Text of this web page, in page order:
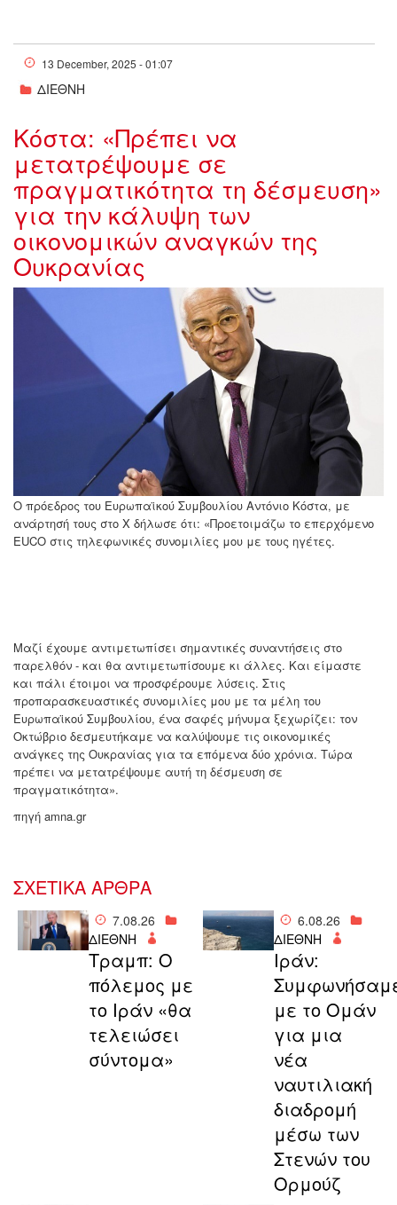
13 December, 2025 - 01:07
ΔΙΕΘΝΗ
Κόστα: «Πρέπει να
μετατρέψουμε σε
πραγματικότητα τη δέσμευση»
για την κάλυψη των
οικονομικών αναγκών της
Ουκρανίας
w12-
Ο πρόεδρος του Ευρωπαϊκού Συμβουλίου Αντόνιο Κόστα, με
ανάρτησή τους στο Χ δήλωσε ότι: «Προετοιμάζω το επερχόμενο
EUCO στις τηλεφωνικές συνομιλίες μου με τους ηγέτες.
Μαζί έχουμε αντιμετωπίσει σημαντικές συναντήσεις στο
παρελθόν - και θα αντιμετωπίσουμε κι άλλες. Και είμαστε
και πάλι έτοιμοι να προσφέρουμε λύσεις. Στις
προπαρασκευαστικές συνομιλίες μου με τα μέλη του
Ευρωπαϊκού Συμβουλίου, ένα σαφές μήνυμα ξεχωρίζει: τον
Οκτώβριο δεσμευτήκαμε να καλύψουμε τις οικονομικές
ανάγκες της Ουκρανίας για τα επόμενα δύο χρόνια. Τώρα
πρέπει να μετατρέψουμε αυτή τη δέσμευση σε
πραγματικότητα».
πηγή amna.gr
ΣΧΕΤΙΚΑ ΑΡΘΡΑ
7.08.26
ΔΙΕΘΝΗ
Τραμπ: Ο
πόλεμος με
το Ιράν «θα
τελειώσει
σύντομα»
6.08.26
ΔΙΕΘΝΗ
Ιράν:
με το Ομάν
για μια
νέα
ναυτιλιακή
διαδρομή
μέσω των
Στενών του
Ορμούζ